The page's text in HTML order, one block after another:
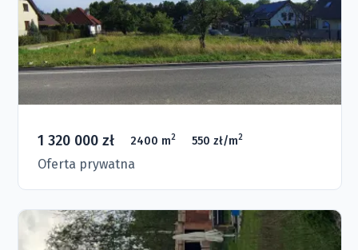
1 320 000 zł 2400 m2 550 zł/m2
Oferta prywatna